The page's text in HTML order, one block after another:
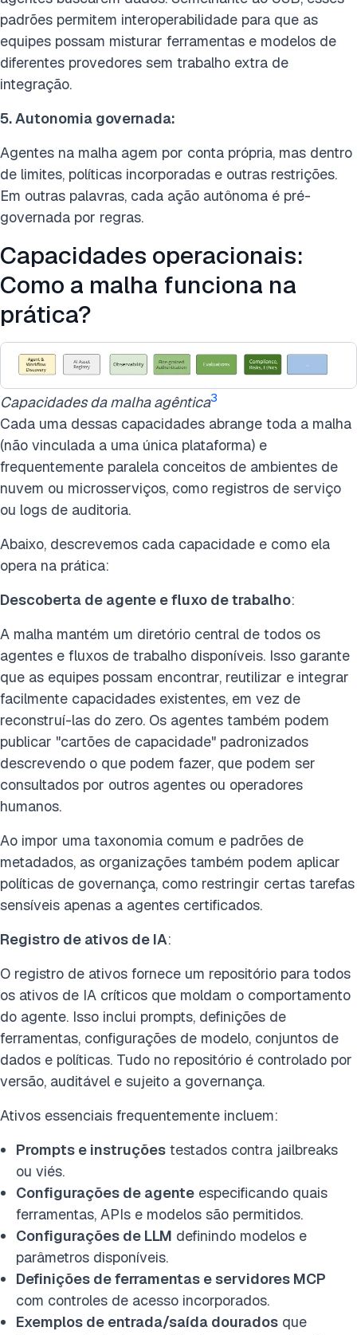
padrões permitem interoperabilidade para que as
equipes possam misturar ferramentas e modelos de
diferentes provedores sem trabalho extra de
integração.
5. Autonomia governada:
Agentes na malha agem por conta própria, mas dentro
de limites, políticas incorporadas e outras restrições.
Em outras palavras, cada ação autônoma é pré-
governada por regras.
Capacidades operacionais:
Como a malha funciona na
prática?
Capacidades da malha agêntica3
Cada uma dessas capacidades abrange toda a malha
(não vinculada a uma única plataforma) e
frequentemente paralela conceitos de ambientes de
nuvem ou microsserviços, como registros de serviço
ou logs de auditoria.
Abaixo, descrevemos cada capacidade e como ela
opera na prática:
Descoberta de agente e fluxo de trabalho:
A malha mantém um diretório central de todos os
agentes e fluxos de trabalho disponíveis. Isso garante
que as equipes possam encontrar, reutilizar e integrar
facilmente capacidades existentes, em vez de
reconstruí-las do zero. Os agentes também podem
publicar "cartões de capacidade" padronizados
descrevendo o que podem fazer, que podem ser
consultados por outros agentes ou operadores
humanos.
Ao impor uma taxonomia comum e padrões de
metadados, as organizações também podem aplicar
políticas de governança, como restringir certas tarefas
sensíveis apenas a agentes certificados.
Registro de ativos de IA:
O registro de ativos fornece um repositório para todos
os ativos de IA críticos que moldam o comportamento
do agente. Isso inclui prompts, definições de
ferramentas, configurações de modelo, conjuntos de
dados e políticas. Tudo no repositório é controlado por
versão, auditável e sujeito a governança.
Ativos essenciais frequentemente incluem:
Prompts e instruções testados contra jailbreaks
ou viés.
Configurações de agente especificando quais
ferramentas, APIs e modelos são permitidos.
Configurações de LLM definindo modelos e
parâmetros disponíveis.
Definições de ferramentas e servidores MCP
com controles de acesso incorporados.
Exemplos de entrada/saída dourados que